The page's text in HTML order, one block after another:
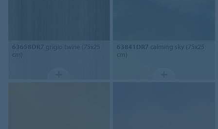
63658DR7 grigio twine (75x25
cm)
63841DR7 calming sky (75x25
cm)